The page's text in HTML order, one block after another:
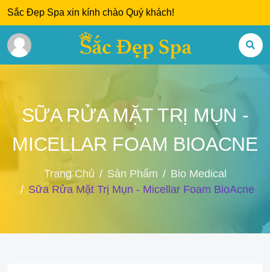
Sắc Đẹp Spa xin kính chào Quý khách!
SỮA RỬA MẶT TRỊ MỤN -
MICELLAR FOAM BIOACNE
Trang Chủ Sản Phẩm
Bio Medical
Sữa Rửa Mặt Trị Mụn - Micellar Foam BioAcne